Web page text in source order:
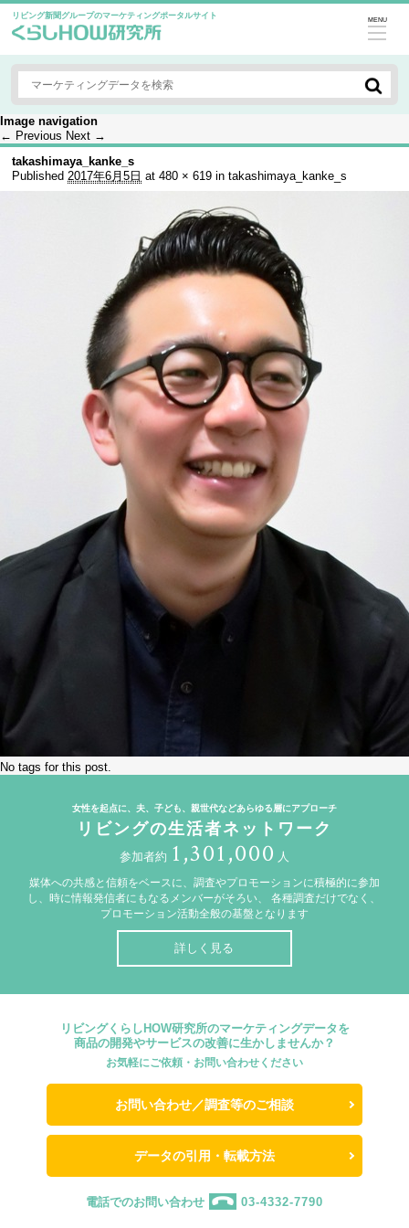
リビング新聞グループのマーケティングポータルサイト MENU
Image navigation
← Previous Next →
takashimaya_kanke_s
Published2017年6月5日 at480 × 619 intakashimaya_kanke_s
No tags for this post.
女性を起点に、夫、子ども、親世代などあらゆる層にアプローチ
リビングの生活者ネットワーク
参加者約 1,301,000 人
媒体への共感と信頼をベースに、調査やプロモーションに積極的に参加
し、時に情報発信者にもなるメンバーがそろい、
各種調査だけでなく、
プロモーション活動全般の基盤となります
詳しく見る
リビングくらしHOW研究所のマーケティングデータを
商品の開発やサービスの改善に生かしませんか？
お気軽にご依頼・お問い合わせください
お問い合わせ／調査等のご相談
データの引用・転載方法
電話でのお問い合わせ 03-4332-7790